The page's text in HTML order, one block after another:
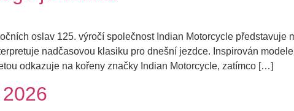
oslav 125. výročí společnost Indian Motorcycle představuje
nadčasovou klasiku pro dnešní jezdce. Inspirován
odkazuje na kořeny značky Indian Motorcycle, zatímco […]